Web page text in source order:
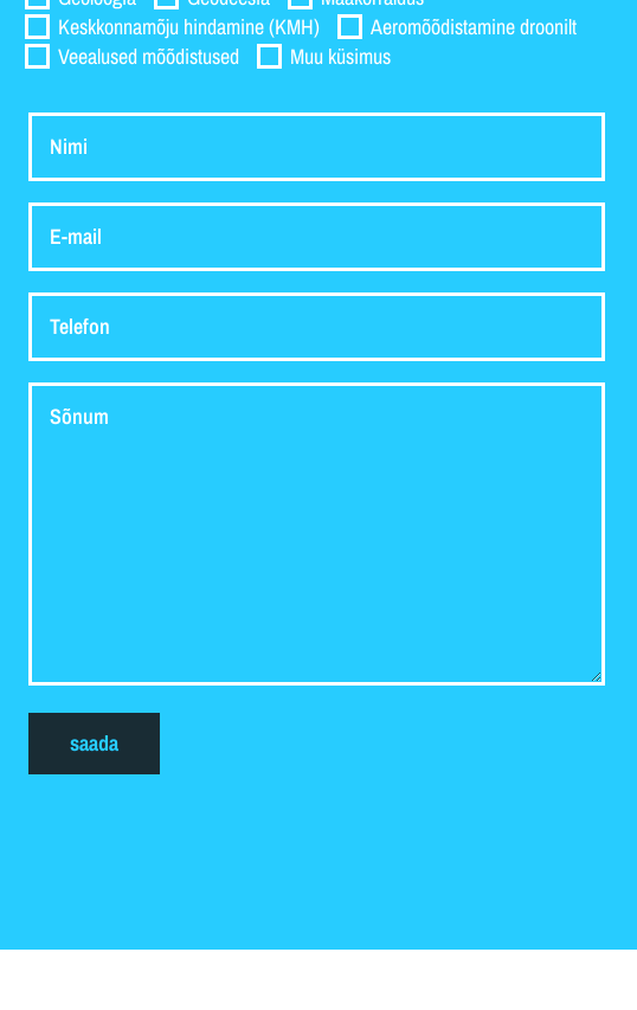
Keskkonnamõju hindamine (KMH)
Aeromõõdistamine droonilt
Veealused mõõdistused
Muu küsimus